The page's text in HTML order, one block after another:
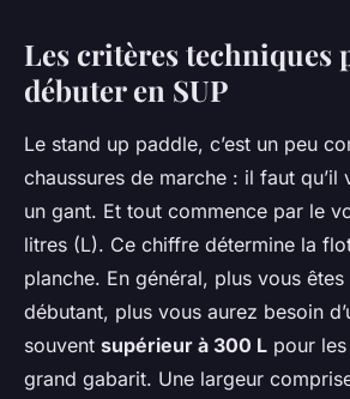
Les critères techniques
débuter en SUP
Le stand up paddle, c’est un peu
chaussures de marche : il faut qu’il
un gant. Et tout commence par le
litres (L). Ce chiffre détermine la
planche. En général, plus vous
débutant, plus vous aurez besoin
souvent supérieur à 300 L pour
grand gabarit. Une largeur